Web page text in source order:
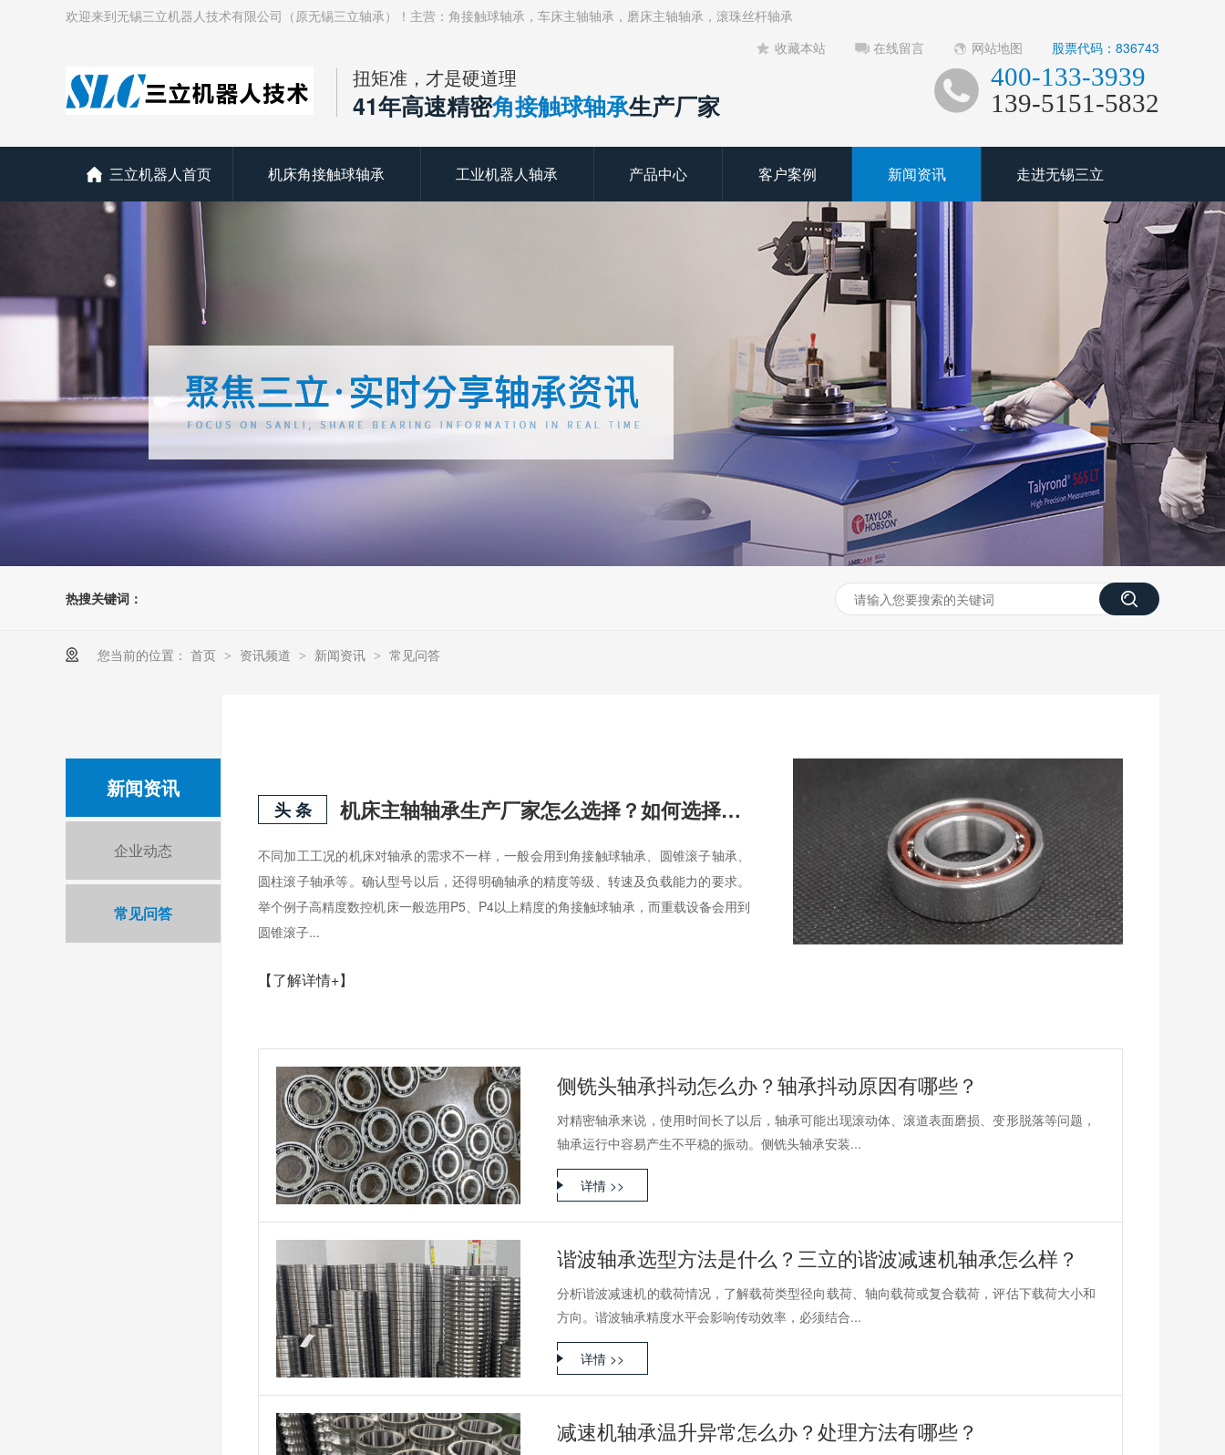
欢迎来到无锡三立机器人技术有限公司（原无锡三立轴承）！主营：角接触球轴承，车床主轴轴承，磨床主轴轴承，滚珠丝杆轴承
收藏本站
在线留言 网站地图 股票代码：836743
扭矩准，才是硬道理
41年高速精密角接触球轴承生产厂家
400-133-3939
139-5151-5832
三立机器人首页 机床角接触球轴承 工业机器人轴承 产品中心 客户案例 新闻资讯 走进无锡三立
热搜关键词：
您当前的位置： 首页 > 资讯频道 > 新闻资讯 > 常见问答
头 条 机床主轴轴承生产厂家怎么选择？如何选择靠谱的厂家？
不同加工工况的机床对轴承的需求不一样，一般会用到角接触球轴承、圆锥滚子轴承、
圆柱滚子轴承等。确认型号以后，还得明确轴承的精度等级、转速及负载能力的要求。
举个例子高精度数控机床一般选用P5、P4以上精度的角接触球轴承，而重载设备会用到
圆锥滚子...
【了解详情+】
侧铣头轴承抖动怎么办？轴承抖动原因有哪些？
对精密轴承来说，使用时间长了以后，轴承可能出现滚动体、滚道表面磨损、变形脱落等问题，
轴承运行中容易产生不平稳的振动。侧铣头轴承安装...
详情 >>
谐波轴承选型方法是什么？三立的谐波减速机轴承怎么样？
分析谐波减速机的载荷情况，了解载荷类型径向载荷、轴向载荷或复合载荷，评估下载荷大小和
方向。谐波轴承精度水平会影响传动效率，必须结合...
详情 >>
减速机轴承温升异常怎么办？处理方法有哪些？
新闻资讯
企业动态
常见问答